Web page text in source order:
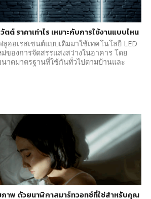
ตต์ ราคาเท่าไร เหมาะกับการใช้งานแบบไหน
ออเรสเซนต์แบบเดิมมาใช้เทคโนโลยี LED
ของการจัดสรรแสงสว่างในอาคาร โดย
นาดมาตรฐานที่ใช้กันทั่วไปตามบ้านและ
าพ ด้วยนาฬิกาสมาร์ทวอทช์ที่ใช่สำหรับคุณ